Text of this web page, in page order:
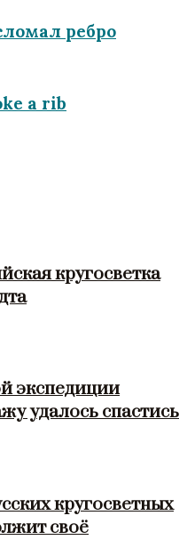
ребро
a rib
кругосветка
экспедиции
удалось спастись
кругосветных
своё